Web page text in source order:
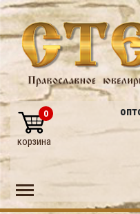
0
корзина
Toggle main menu visibility